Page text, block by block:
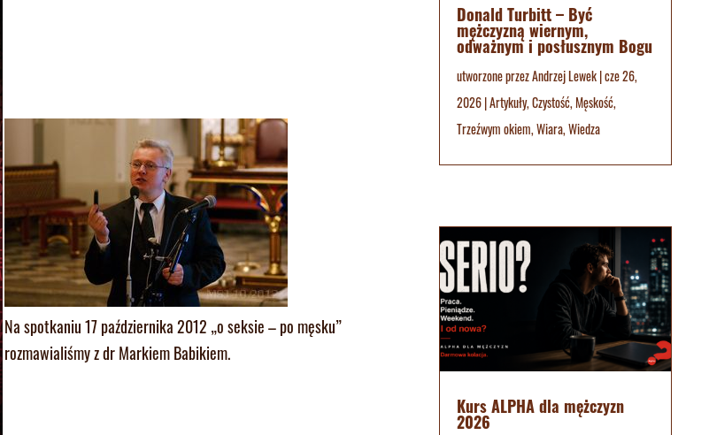
Na spotkaniu 17 października 2012 „o seksie – po męsku”
rozmawialiśmy z dr Markiem Babikiem.
Donald Turbitt – Być
mężczyzną wiernym,
odważnym i posłusznym Bogu
utworzone przezAndrzej Lewek|cze 26,
2026|Artykuły,Czystość,Męskość,
Trzeźwym okiem,Wiara,Wiedza
Kurs ALPHA dla mężczyzn
2026